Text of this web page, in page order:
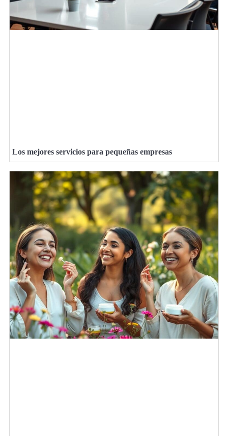
Los mejores servicios para pequeñas empresas